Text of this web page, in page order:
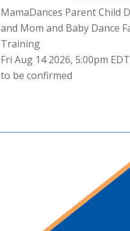
MamaDances Parent Child
and Mom and Baby Dance
Training
Fri Aug 14 2026, 5:00pm EDT
to be confirmed